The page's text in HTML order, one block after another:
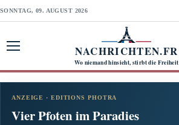
SONNTAG, 09. AUGUST 2026
NACHRICHTEN.FR
Wo niemand hinsieht, stirbt die Freiheit
ANZEIGE · EDITIONS PHOTRA
Vier Pfoten im Paradies